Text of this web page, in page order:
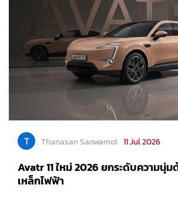
T Thanasan Saowamol 11 Jul 2026
Avatr 11 ใหม่ 2026 ยกระดับความนุ่
เหล็กไฟฟ้า